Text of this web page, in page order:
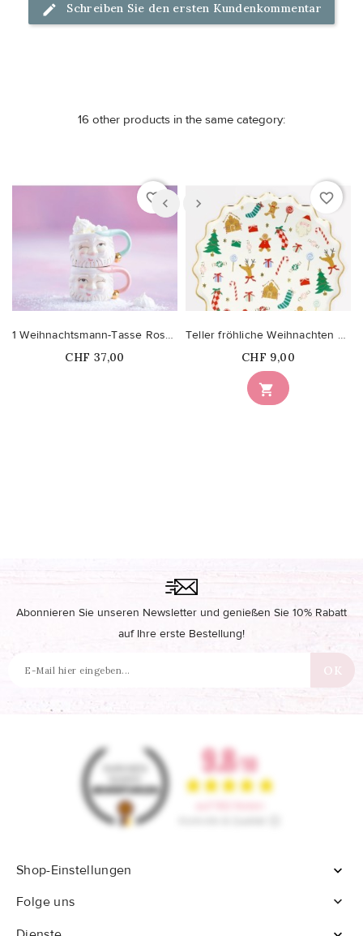
Schreiben Sie den ersten Kundenkommentar
16 other products in the same category:
favorite_border
1 Weihnachtsmann-Tasse Rosa/Mintfarbe
Price
CHF 37,00
favorite_border

Teller fröhliche Weihnachten klein
Price
CHF 9,00
Abonnieren Sie unseren Newsletter und genießen Sie 10% Rabatt
auf Ihre erste Bestellung!
Shop-Einstellungen

Folge uns
